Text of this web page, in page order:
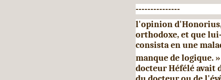
---------------
l'opinion
orthodoxe, et que
consista en une
manque de logique.
docteur Héfélé avait